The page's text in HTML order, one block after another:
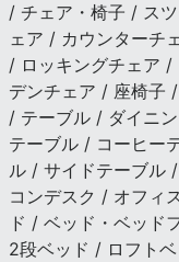
/ チェア・椅子 / ス
ェア / カウンターチ
/ ロッキングチェア
デンチェア / 座椅子
/ テーブル / ダイニ
テーブル / コーヒー
ル / サイドテーブル
コンデスク / オフィ
ド / ベッド・ベッド
2段ベッド / ロフト